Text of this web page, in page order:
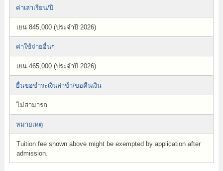
ค่าเล่าเรียน/ปี
เยน 845,000 (ประจำปี 2026)
ค่าใช้จ่ายอื่นๆ
เยน 465,000 (ประจำปี 2026)
ยื่นขอชำระเงินล่าช้า/ขอคืนเงิน
ไม่สามารถ
หมายเหตุ
Tuition fee shown above might be exempted by application after
admission.